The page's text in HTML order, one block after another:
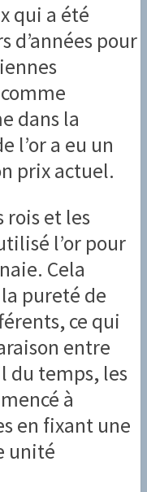
qui a été
d’années pour
dans la
l’or a eu un
prix actuel.
rois et les
l’or pour
Cela
pureté de
ce qui
entre
du temps, les
à
en fixant une
unité